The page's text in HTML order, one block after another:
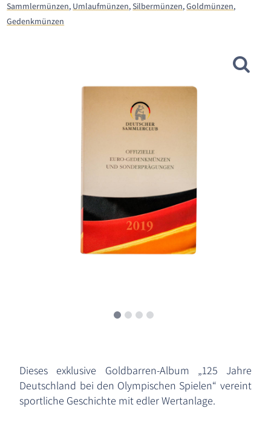
Sammlermünzen, Umlaufmünzen,Silbermünzen,Goldmünzen,
Gedenkmünzen
Dieses exklusive Goldbarren-Album „125 Jahre
Deutschland bei den Olympischen Spielen“ vereint
sportliche Geschichte mit edler Wertanlage.